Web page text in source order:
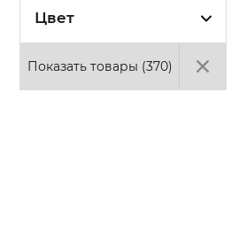
Цвет
Показать товары (370)